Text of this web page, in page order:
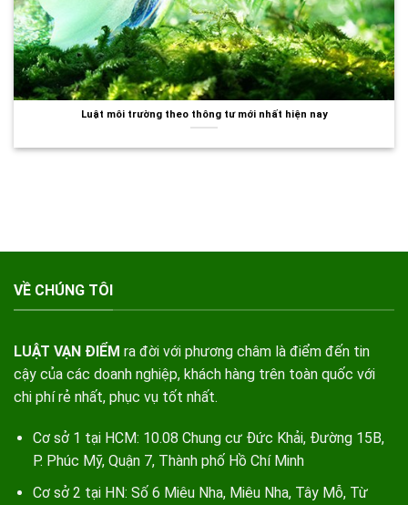
Luật môi trường theo thông tư mới nhất hiện nay
VỀ CHÚNG TÔI
LUẬT VẠN ĐIỂM ra đời với phương châm là điểm đến tin
cậy của các doanh nghiệp, khách hàng trên toàn quốc với
chi phí rẻ nhất, phục vụ tốt nhất.
Cơ sở 1 tại HCM: 10.08 Chung cư Đức Khải, Đường 15B,
P. Phúc Mỹ, Quận 7, Thành phố Hồ Chí Minh
Cơ sở 2 tại HN: Số 6 Miêu Nha, Miêu Nha, Tây Mỗ, Từ